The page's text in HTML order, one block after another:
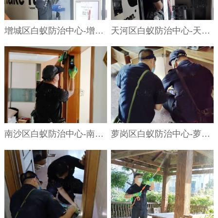
增城区白蚁防治中心-增城区灭白蚁公司｛广州增城区专业上门处理白蚁机构｝ 天河区白蚁防治中心-天河区灭白蚁公司｛广州天河区专业上门处理白蚁机构｝
南沙区白蚁防治中心-南沙区灭白蚁公司｛广州南沙区专业上门处理白蚁机构｝ 萝岗区白蚁防治中心-萝岗区灭白蚁公司｛广州萝岗区专业上门处理白蚁机构｝